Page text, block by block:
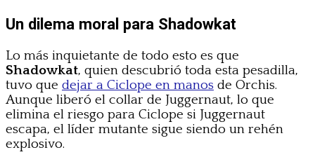
Un dilema moral para Shadowkat
Lo más inquietante de todo esto es que
Shadowkat, quien descubrió toda esta pesadilla,
tuvo que dejar a Ciclope en manos de Orchis.
Aunque liberó el collar de Juggernaut, lo que
elimina el riesgo para Ciclope si Juggernaut
escapa, el líder mutante sigue siendo un rehén
explosivo.